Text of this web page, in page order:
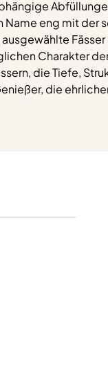
Name eng mit
Charakter
die Tiefe,
die